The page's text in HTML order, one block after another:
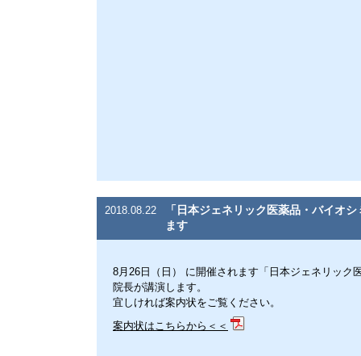
2018.08.22
「日本ジェネリック医薬品・バイ
ます
8月26日（日） に開催されます「日本ジェネリッ
院長が講演します。
宜しければ案内状をご覧ください。
案内状はこちらから＜＜